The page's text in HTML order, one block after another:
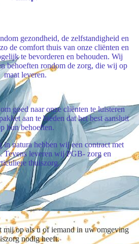
gezondheid, de zelfstandigheid en
de comfort thuis van onze cliënten en
te bevorderen en behouden. Wij
behoeften rondom de zorg, die wij op
maat leveren.
goed naar onze cliënten te luisteren
aan te bieden dat het best aansluit
hun behoeften.
natura hebben wij een contract met
Tevens leveren wij PGB- zorg en
thuiszorg.
mij op als u of iemand in uw omgeving
nodig heeft.